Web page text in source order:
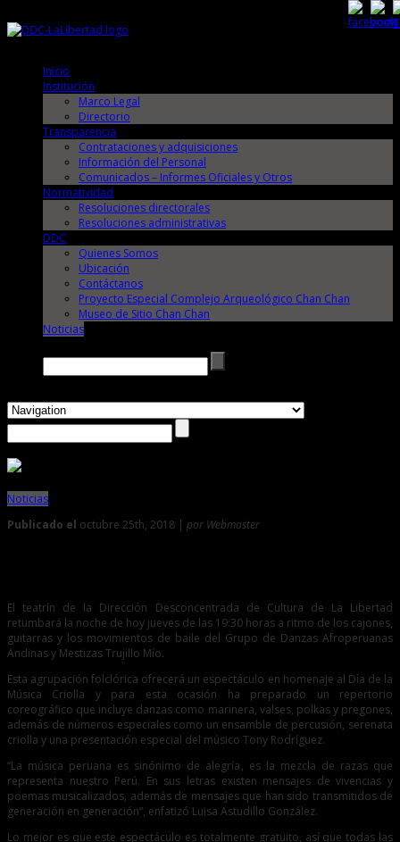
Inicio
Institución
Marco Legal
Directorio
Transparencia
Contrataciones y adquisiciones
Información del Personal
Comunicados – Informes Oficiales y Otros
Normatividad
Resoluciones directorales
Resoluciones administrativas
DDC
Quienes Somos
Ubicación
Contáctanos
Proyecto Especial Complejo Arqueológico Chan Chan
Museo de Sitio Chan Chan
Noticias
Noticias
Publicado el octubre 25th, 2018 | por Webmaster
El teatrín de la Dirección Desconcentrada de Cultura de La Libertad
retumbará la noche de hoy jueves de las 19:30 horas a ritmo de los cajones,
guitarras y los movimientos de baile del Grupo de Danzas Afroperuanas
Andinas y Mestizas Trujillo Mío.
Esta agrupación folclórica ofrecerá un espectáculo en homenaje al Día de la
Música Criolla y para esta ocasión ha preparado un repertorio
coreográfico que incluye danzas como marinera, valses, polkas y pregones,
además de números especiales como un ensamble de percusión, serenata
criolla y una presentación especial del músico Tony Rodríguez.
“La música peruana es sinónimo de alegría, es la mezcla de razas que
representa nuestro Perú. En sus letras existen mensajes de vivencias y
poemas musicalizados, además de mensajes que han sido transmitidos de
generación en generación”, enfatizó Luisa Astudillo González.
Lo mejor es que este espectáculo es totalmente gratuito, así que todas las